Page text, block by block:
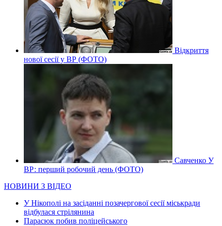
Відкриття
нової сесії у ВР (ФОТО)
Савченко У
ВР: перший робочий день (ФОТО)
НОВИНИ З ВІДЕО
У Нікополі на засіданні позачергової сесії міськради
відбулася стрілянина
Парасюк побив поліцейського